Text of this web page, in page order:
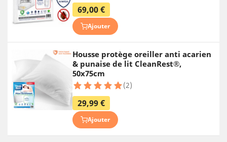
69,00 €
Ajouter
Housse protège oreiller anti acarien
& punaise de lit CleanRest®,
50x75cm
(2)
29,99 €
Ajouter